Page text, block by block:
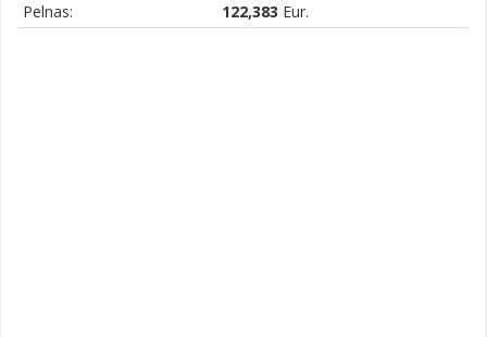
Pelnas:
122,383 Eur.